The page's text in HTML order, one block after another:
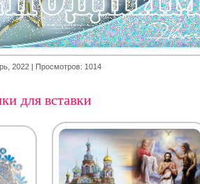
2022 | Просмотров: 1014
для вставки